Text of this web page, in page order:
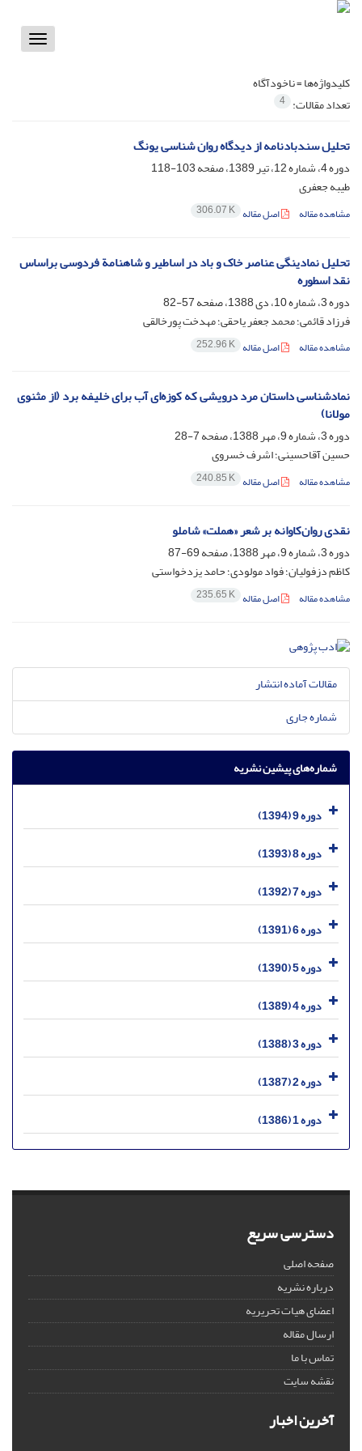
Toggle
کلیدواژه‌ها =ناخودآگاه
تعداد مقالات: 4
تحلیل سندبادنامه از دیدگاه روان شناسی یونگ
دوره 4، شماره 12، تیر 1389، صفحه
103-118
طیبه جعفری
مشاهده مقاله اصل مقاله 306.07 K
تحلیل نمادینگی عناصر خاک و باد در اساطیر و شاهنامة فردوسی براساس
نقد اسطوره
دوره 3، شماره 10، دی 1388، صفحه
57-82
فرزاد قائمی؛ محمد جعفر یاحقی؛ مهدخت پورخالقی
مشاهده مقاله اصل مقاله 252.96 K
نمادشناسی داستان مرد درویشی که کوزه‌ای آب برای خلیفه برد (از مثنوی
مولانا)
دوره 3، شماره 9، مهر 1388، صفحه
7-28
حسین آقاحسینی؛ اشرف خسروی
مشاهده مقاله اصل مقاله 240.85 K
نقدی روان‌کاوانه بر شعر «هملت» شاملو
دوره 3، شماره 9، مهر 1388، صفحه
69-87
کاظم دزفولیان؛ فواد مولودی؛ حامد یزدخواستی
مشاهده مقاله اصل مقاله 235.65 K
مقالات آماده انتشار
شماره جاری
شماره‌های پیشین نشریه
دوره 9 (1394)
دوره 8 (1393)
دوره 7 (1392)
دوره 6 (1391)
دوره 5 (1390)
دوره 4 (1389)
دوره 3 (1388)
دوره 2 (1387)
دوره 1 (1386)
دسترسی سریع
صفحه اصلی
درباره نشریه
اعضای هیات تحریریه
ارسال مقاله
تماس با ما
نقشه سایت
آخرین اخبار